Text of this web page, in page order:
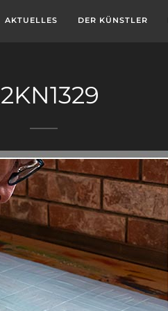
AKTUELLES DER KÜNSTLER
_2KN1329